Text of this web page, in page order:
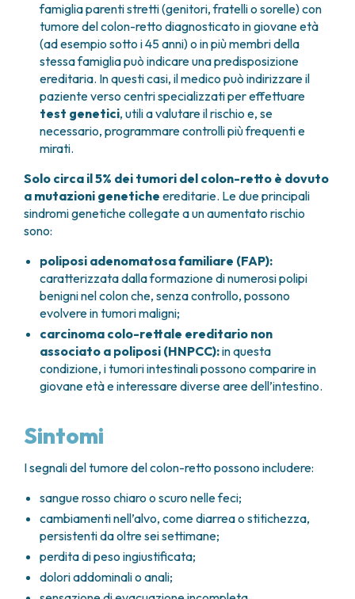
famiglia parenti stretti (genitori, fratelli o sorelle) con
tumore del colon-retto diagnosticato in giovane età
(ad esempio sotto i 45 anni) o in più membri della
stessa famiglia può indicare una predisposizione
ereditaria. In questi casi, il medico può indirizzare il
paziente verso centri specializzati per effettuare
test genetici, utili a valutare il rischio e, se
necessario, programmare controlli più frequenti e
mirati.
Solo circa il 5% dei tumori del colon-retto è dovuto
a mutazioni genetiche ereditarie. Le due principali
sindromi genetiche collegate a un aumentato rischio
sono:
poliposi adenomatosa familiare (FAP):
caratterizzata dalla formazione di numerosi polipi
benigni nel colon che, senza controllo, possono
evolvere in tumori maligni;
carcinoma colo-rettale ereditario non
associato a poliposi (HNPCC):in questa
condizione, i tumori intestinali possono comparire in
giovane età e interessare diverse aree dell’intestino.
Sintomi
I segnali del tumore del colon-retto possono includere:
sangue rosso chiaro o scuro nelle feci;
cambiamenti nell’alvo, come diarrea o stitichezza,
persistenti da oltre sei settimane;
perdita di peso ingiustificata;
dolori addominali o anali;